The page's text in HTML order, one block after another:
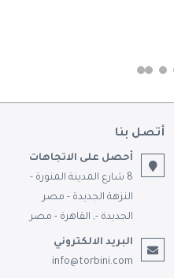
أتصل بنا
أحصل على الاتجاهات
8 شارع المدينة المنورة -
النزهة الجديدة - مصر
الجديدة -, القاهرة - مصر
البريد الالكتروني
info@torbini.com